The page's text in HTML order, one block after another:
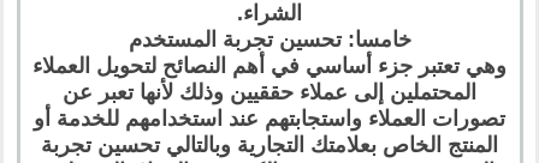
الشراء.
خامسا: تحسين تجربة المستخدم
وهي تعتبر جزء أساسي في أهم النصائح لتحويل العملاء
المحتملين إلى عملاء حققيين وذلك لأنها تعبر عن
تصورات العملاء واستجابتهم عند استخدامهم للخدمة أو
المنتج الخاص بعلامتك التجارية وبالتالي تحسين تجربة